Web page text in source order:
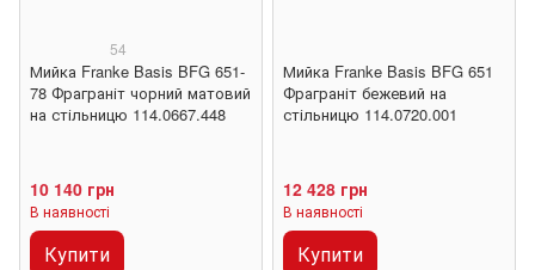
54
Мийка Franke Basis BFG 651-
78 Фраграніт чорний матовий
на стільницю 114.0667.448
10 140 грн
В наявності
Купити
Мийка Franke Basis BFG 651
Фраграніт бежевий на
стільницю 114.0720.001
12 428 грн
В наявності
Купити